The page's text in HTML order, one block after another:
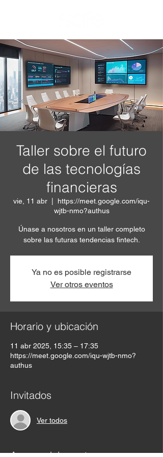
Taller sobre el futuro
de las tecnologías
financieras
vie, 11 abr
https://meet.google.com/iqu-
wjtb-nmo?authus
Únase a nosotros en un taller completo
sobre las futuras tendencias fintech.
Ya no es posible registrarse
Ver otros eventos
Horario y ubicación
11 abr 2025, 15:35 – 17:35
https://meet.google.com/iqu-wjtb-nmo?
authus
Invitados
Ver todos